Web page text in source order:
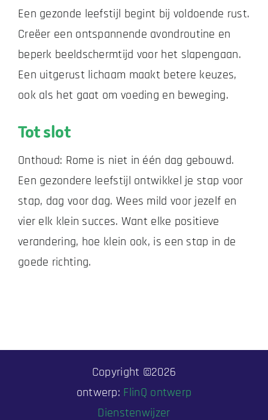
Een gezonde leefstijl begint bij voldoende rust.
Creëer een ontspannende avondroutine en
beperk beeldschermtijd voor het slapengaan.
Een uitgerust lichaam maakt betere keuzes,
ook als het gaat om voeding en beweging.
Tot slot
Onthoud: Rome is niet in één dag gebouwd.
Een gezondere leefstijl ontwikkel je stap voor
stap, dag voor dag. Wees mild voor jezelf en
vier elk klein succes. Want elke positieve
verandering, hoe klein ook, is een stap in de
goede richting.
Copyright ©2026
ontwerp: FlinQ ontwerp
Dienstenwijzer